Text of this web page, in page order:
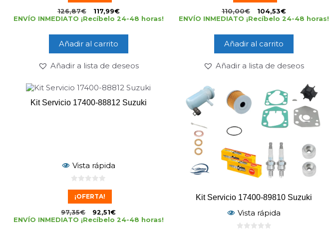
5
126,87€ 117,99€
ENVÍO INMEDIATO ¡Recíbelo 24-48 horas!
Añadir al carrito
Añadir a lista de deseos
5
110,00€ 104,53€
ENVÍO INMEDIATO ¡Recíbelo 24-48 horas!
Añadir al carrito
Añadir a lista de deseos
Kit Servicio 17400-88812 Suzuki
Vista rápida
5
¡OFERTA!
97,35€ 92,51€
ENVÍO INMEDIATO ¡Recíbelo 24-48 horas!
Kit Servicio 17400-89810 Suzuki
Vista rápida